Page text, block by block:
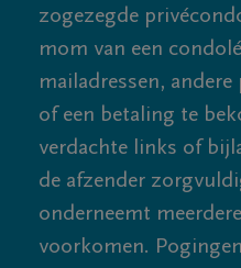
zogezegde
mom van een
mailadressen,
of een betaling te
verdachte links of
de afzender
onderneemt
voorkomen.